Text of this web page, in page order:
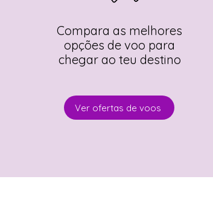
Compara as melhores
opções de voo para
chegar ao teu destino
Ver ofertas de voos